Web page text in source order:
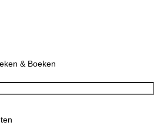
& Boeken